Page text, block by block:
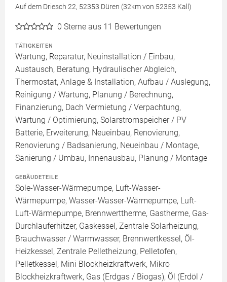
Auf dem Driesch 22, 52353 Düren (32km von 52353 Kall)
0 Sterne aus 11 Bewertungen
TÄTIGKEITEN
Wartung, Reparatur, Neuinstallation / Einbau,
Austausch, Beratung, Hydraulischer Abgleich,
Thermostat, Anlage & Installation, Aufbau / Auslegung,
Reinigung / Wartung, Planung / Berechnung,
Finanzierung, Dach Vermietung / Verpachtung,
Wartung / Optimierung, Solarstromspeicher / PV
Batterie, Erweiterung, Neueinbau, Renovierung,
Renovierung / Badsanierung, Neueinbau / Montage,
Sanierung / Umbau, Innenausbau, Planung / Montage
GEBÄUDETEILE
Sole-Wasser-Wärmepumpe, Luft-Wasser-
Wärmepumpe, Wasser-Wasser-Wärmepumpe, Luft-
Luft-Wärmepumpe, Brennwerttherme, Gastherme, Gas-
Durchlauferhitzer, Gaskessel, Zentrale Solarheizung,
Brauchwasser / Warmwasser, Brennwertkessel, Öl-
Heizkessel, Zentrale Pelletheizung, Pelletofen,
Pelletkessel, Mini Blockheizkraftwerk, Mikro
Blockheizkraftwerk, Gas (Erdgas / Biogas), Öl (Erdöl /